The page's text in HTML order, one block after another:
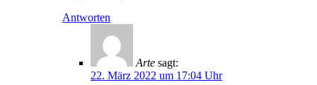
Antworten
Arte sagt:
22. März 2022 um 17:04 Uhr